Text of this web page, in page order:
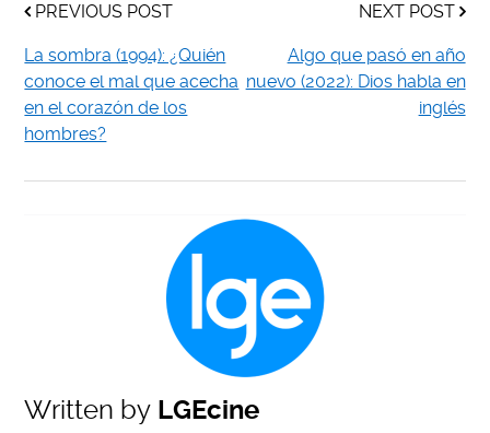
PREVIOUS POST
La sombra (1994): ¿Quién
conoce el mal que acecha
en el corazón de los
hombres?
NEXT POST
Algo que pasó en año
nuevo (2022): Dios habla en
inglés
Written by LGEcine